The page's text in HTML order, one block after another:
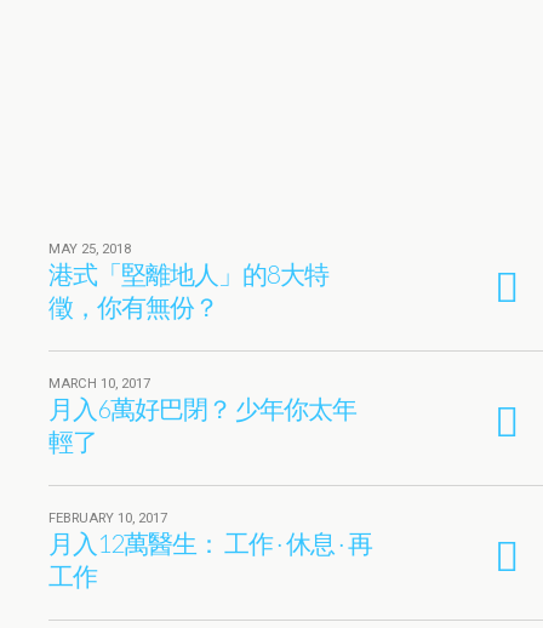
MAY 25, 2018
港式「堅離地人」的8大特
徵，你有無份？
MARCH 10, 2017
月入6萬好巴閉？ 少年你太年
輕了
FEBRUARY 10, 2017
月入12萬醫生： 工作 · 休息 · 再
工作